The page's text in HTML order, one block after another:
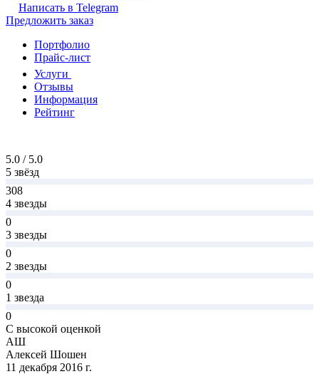
Написать в Telegram
Предложить заказ
Портфолио
Прайс-лист
Услуги
Отзывы
Информация
Рейтинг
5.0 / 5.0
5 звёзд
308
4 звезды
0
3 звезды
0
2 звезды
0
1 звезда
0
С высокой оценкой
АШ
Алексей Шошен
11 декабря 2016 г.